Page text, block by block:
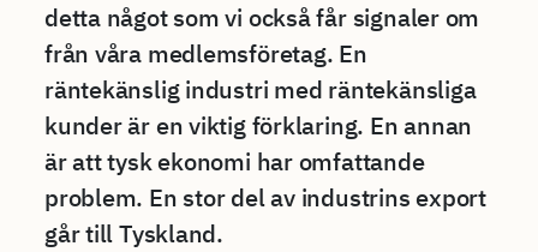
detta något som vi också får signaler om
från våra medlemsföretag. En
räntekänslig industri med räntekänsliga
kunder är en viktig förklaring. En annan
är att tysk ekonomi har omfattande
problem. En stor del av industrins export
går till Tyskland.